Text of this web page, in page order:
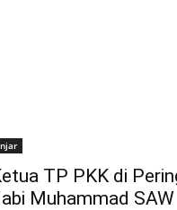
TP PKK di
Muhammad SAW